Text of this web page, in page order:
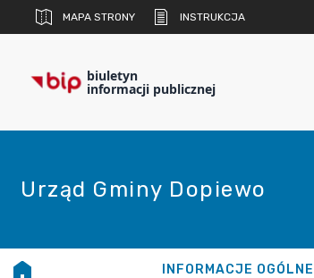
MAPA STRONY INSTRUKCJA
biuletyn
informacji publicznej
Urząd Gminy Dopiewo
INFORMACJE OGÓLNE